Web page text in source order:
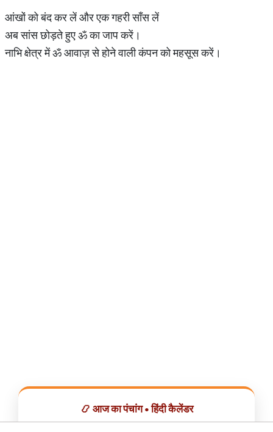
आंखों को बंद कर लें और एक गहरी साँस लें
अब सांस छोड़ते हुए ॐ का जाप करें।
नाभि क्षेत्र में ॐ आवाज़ से होने वाली कंपन को महसूस करें।
📿 आज का पंचांग • हिंदी कैलेंडर